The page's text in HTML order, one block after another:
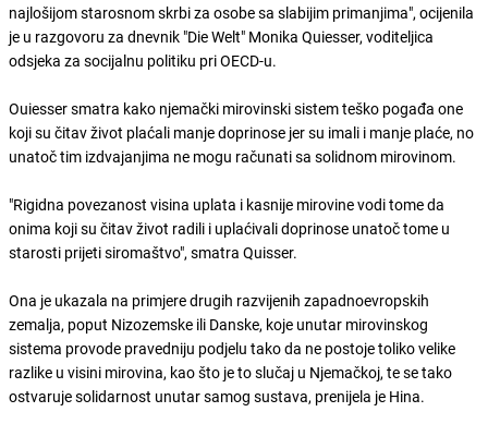
najlošijom starosnom skrbi za osobe sa slabijim primanjima", ocijenila
je u razgovoru za dnevnik "Die Welt" Monika Quiesser, voditeljica
odsjeka za socijalnu politiku pri OECD-u.
Ouiesser smatra kako njemački mirovinski sistem teško pogađa one
koji su čitav život plaćali manje doprinose jer su imali i manje plaće, no
unatoč tim izdvajanjima ne mogu računati sa solidnom mirovinom.
"Rigidna povezanost visina uplata i kasnije mirovine vodi tome da
onima koji su čitav život radili i uplaćivali doprinose unatoč tome u
starosti prijeti siromaštvo", smatra Quisser.
Ona je ukazala na primjere drugih razvijenih zapadnoevropskih
zemalja, poput Nizozemske ili Danske, koje unutar mirovinskog
sistema provode pravedniju podjelu tako da ne postoje toliko velike
razlike u visini mirovina, kao što je to slučaj u Njemačkoj, te se tako
ostvaruje solidarnost unutar samog sustava, prenijela je Hina.